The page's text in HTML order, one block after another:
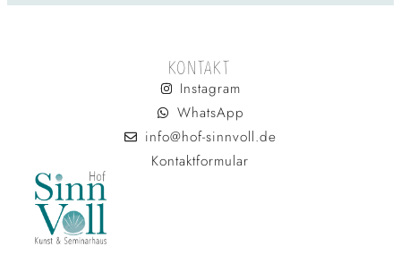
KONTAKT
Instagram
WhatsApp
info@hof-sinnvoll.de
Kontaktformular